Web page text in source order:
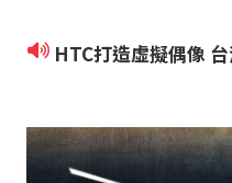
HTC打造虛擬偶像